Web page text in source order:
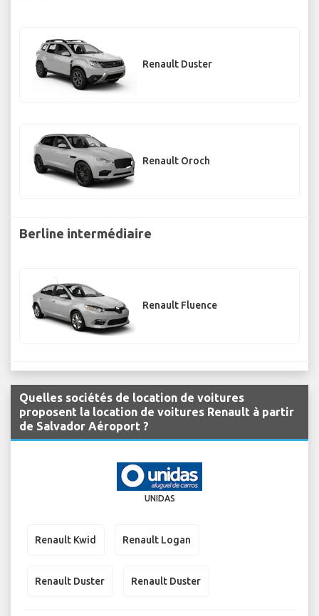
Renault Duster
Renault Oroch
Berline intermédiaire
Renault Fluence
Quelles sociétés de location de voitures
proposent la location de voitures Renault à partir
de Salvador Aéroport ?
UNIDAS
Renault Kwid Renault Logan
Renault Duster Renault Duster